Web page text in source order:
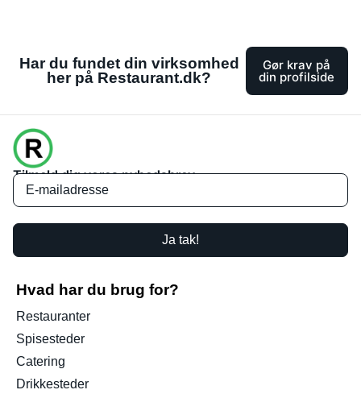
Har du fundet din virksomhed
her på Restaurant.dk?
Gør krav på
din profilside
Tilmeld dig vores nyhedsbrev
Ja tak!
Hvad har du brug for?
Restauranter
Spisesteder
Catering
Drikkesteder